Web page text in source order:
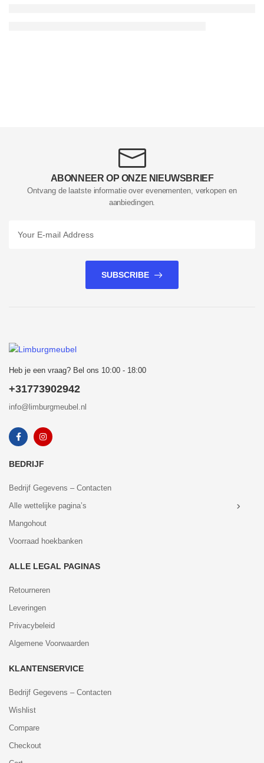
ABONNEER OP ONZE NIEUWSBRIEF
Ontvang de laatste informatie over evenementen, verkopen en
aanbiedingen.
SUBSCRIBE
Heb je een vraag? Bel ons 10:00 - 18:00
+31773902942
info@limburgmeubel.nl
BEDRIJF
Bedrijf Gegevens – Contacten
Alle wettelijke pagina’s
Mangohout
Voorraad hoekbanken
ALLE LEGAL PAGINAS
Retourneren
Leveringen
Privacybeleid
Algemene Voorwaarden
KLANTENSERVICE
Bedrijf Gegevens – Contacten
Wishlist
Compare
Checkout